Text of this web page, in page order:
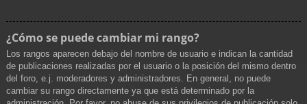
¿Cómo se puede cambiar mi rango?
Los rangos aparecen debajo del nombre de usuario e indican la cantidad
de publicaciones realizadas por el usuario o la posición del mismo dentro
del foro, e.j. moderadores y administradores. En general, no puede
cambiar su rango directamente ya que está determinado por la